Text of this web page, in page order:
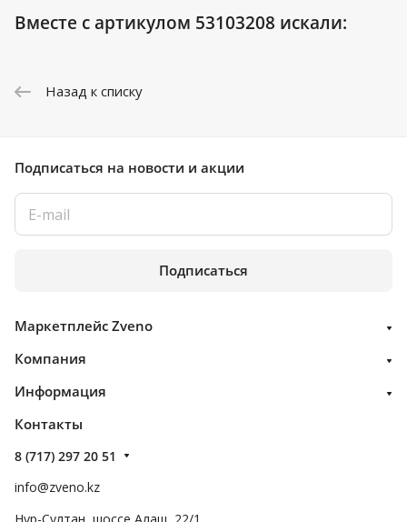
Вместе с артикулом 53103208 искали:
Назад к списку
Подписаться на новости и акции
Подписаться
Маркетплейс Zveno
Компания
Информация
Контакты
8 (717) 297 20 51
info@zveno.kz